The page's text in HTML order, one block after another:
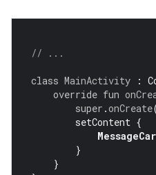
// ...
class MainActivity :
override fun
super .onCreate
setContent {
}
}